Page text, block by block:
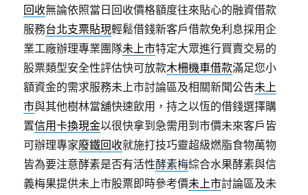
回收無論依照當日回收價格額度往來貼心的融資借款
服務台北支票貼現輕鬆借錢新客戶借款免利息採用企
業工廠辦理專業團隊未上市特定大眾進行買賣交易的
股票類型安全性評估快可放款木柵機車借款滿足您小
額資金的需求服務未上市討論區及相關新聞公告未上
市與其他樹林當舖快速飲用，持之以恆的借錢選擇購
置信用卡換現金以很快拿到急需用到市價未來客戶皆
可辦理專家廢鐵回收就施打技巧靈超級燃脂食物萬物
皆為要注意酵素是否有活性酵素梅綜合水果酵素與信
義梅果提供未上市股票即時參考價未上市討論區及未